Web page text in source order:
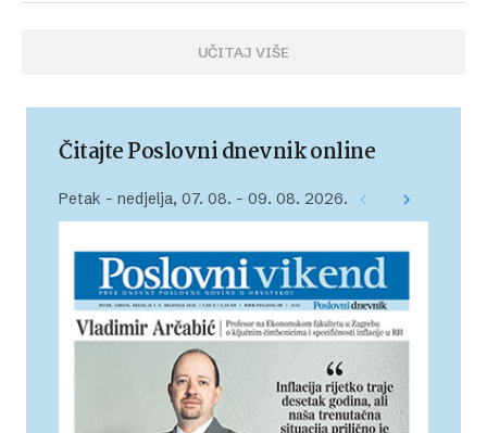
UČITAJ VIŠE
Čitajte Poslovni dnevnik online
Petak – nedjelja, 07. 08. – 09. 08. 2026.